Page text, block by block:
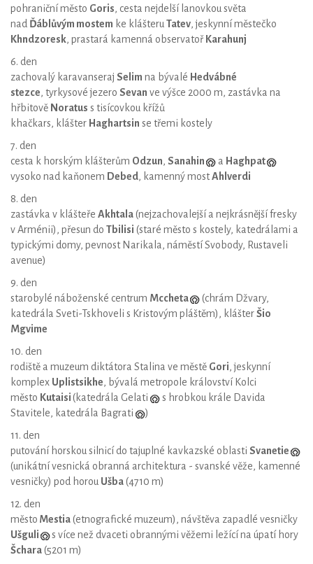
pohraniční město Goris, cesta nejdelší lanovkou světa
nad Ďáblůvým mostem ke klášteruTatev, jeskynní městečko
Khndzoresk, prastará kamenná observatoř Karahunj
6. den
zachovalý karavanseraj Selim na bývalé Hedvábné
stezce, tyrkysové jezero Sevan ve výšce 2000 m, zastávka na
hřbitově Noratus s tisícovkou křížů
khačkars, klášter Haghartsin se třemi kostely
7. den
cesta k horským klášterům Odzun, Sanahin a Haghpat
vysoko nad kaňonem Debed, kamenný mostAhlverdi
8. den
zastávka v klášteře Akhtala(nejzachovalejší a nejkrásnější fresky
v Arménii), přesun do Tbilisi (staré město s kostely, katedrálami a
typickými domy, pevnost Narikala, náměstí Svobody, Rustaveli
avenue)
9. den
starobylé náboženské centrum Mccheta
(chrám Džvary,
katedrála Sveti-Tskhoveli s Kristovým pláštěm), klášterŠio
Mgvime
10. den
rodiště a muzeum diktátora Stalina ve městě Gori, jeskynní
komplex Uplistsikhe, bývalá metropole království Kolci
město Kutaisi(katedrála Gelati
s hrobkou krále Davida
Stavitele, katedrála Bagrati
)
11. den
putování horskou silnicí do tajuplné kavkazské oblasti Svanetie
(unikátní vesnická obranná architektura - svanské věže, kamenné
vesničky) pod horou Ušba(4710 m)
12. den
město Mestia(etnografické muzeum), návštěva zapadlé vesničky
Ušguli
s více než dvaceti obrannými věžemi ležící na úpatí hory
Šchara(5201 m)